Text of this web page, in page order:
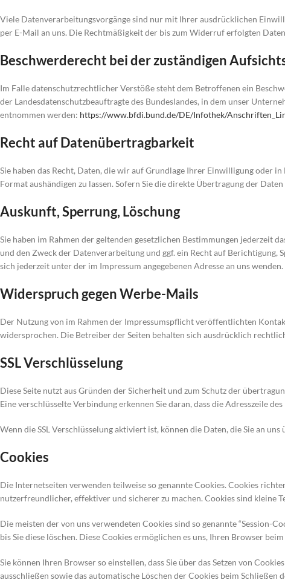
Viele Datenverarbeitungsvorgänge sind nur mit Ihrer ausdrücklichen
per E-Mail an uns. Die Rechtmäßigkeit der bis zum Widerruf erfolgten
Beschwerderecht bei der zuständigen
Im Falle datenschutzrechtlicher Verstöße steht dem Betroffenen ein
der Landesdatenschutzbeauftragte des Bundeslandes, in dem unser
entnommen werden: https://www.bfdi.bund.de/DE/Infothek/
Recht auf Datenübertragbarkeit
Sie haben das Recht, Daten, die wir auf Grundlage Ihrer Einwilligung oder
Format aushändigen zu lassen. Sofern Sie die direkte Übertragung der
Auskunft, Sperrung, Löschung
Sie haben im Rahmen der geltenden gesetzlichen Bestimmungen jederzeit
und den Zweck der Datenverarbeitung und ggf. ein Recht auf Berichtigung,
sich jederzeit unter der im Impressum angegebenen Adresse an uns wenden.
Widerspruch gegen Werbe-Mails
Der Nutzung von im Rahmen der Impressumspflicht veröffentlichten
widersprochen. Die Betreiber der Seiten behalten sich ausdrücklich
SSL Verschlüsselung
Diese Seite nutzt aus Gründen der Sicherheit und zum Schutz der
Eine verschlüsselte Verbindung erkennen Sie daran, dass die Adresszeile
Wenn die SSL Verschlüsselung aktiviert ist, können die Daten, die Sie an
Cookies
Die Internetseiten verwenden teilweise so genannte Cookies. Cookies
nutzerfreundlicher, effektiver und sicherer zu machen. Cookies sind kleine
Die meisten der von uns verwendeten Cookies sind so genannte “Session-
bis Sie diese löschen. Diese Cookies ermöglichen es uns, Ihren Browser
Sie können Ihren Browser so einstellen, dass Sie über das Setzen von
ausschließen sowie das automatische Löschen der Cookies beim